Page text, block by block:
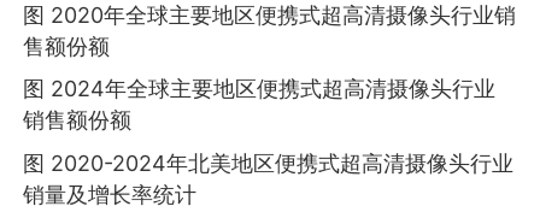
图 2020年全球主要地区便携式超高清摄像头行业销
售额份额
图 2024年全球主要地区便携式超高清摄像头行业
销售额份额
图 2020-2024年北美地区便携式超高清摄像头行业
销量及增长率统计